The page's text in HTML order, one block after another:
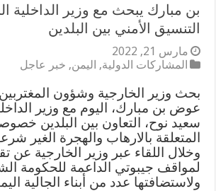
بن مبارك يبحث مع وزير الداخلية
التنسيق الأمني بين البلدين
مارس 21, 2022
المشاركات الدولية, اليمن, خبر عاجل
بحث وزير الخارجية وشؤون
عوض بن مبارك، اليوم مع وزير
سعيد نوح، التعاون بين البلدين
المتعلقة بالارهاب والهجرة الغير
وخلال اللقاء عبر وزير الخارجية عن
لمواقف جيبوتي الداعمة للحكومة
ولاستضافتها عدد من أبناء الجالية